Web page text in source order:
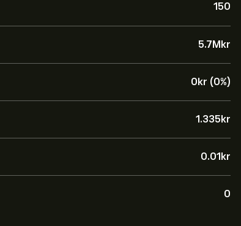
150
5.7M‎kr‎
0‎kr‎ (0%)
1.335‎kr‎
0.01‎kr‎
0